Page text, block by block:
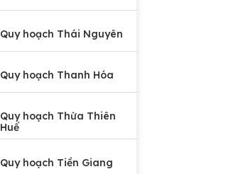
Quy hoạch Thái Nguyên
Quy hoạch Thanh Hóa
Quy hoạch Thừa Thiên
Huế
Quy hoạch Tiền Giang